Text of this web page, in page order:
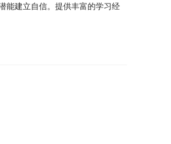
能建立自信。提供丰富的学习经